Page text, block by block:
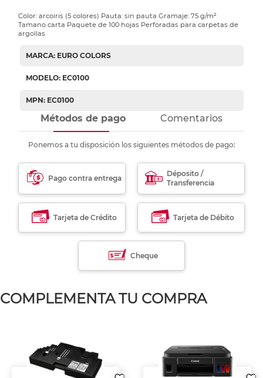
Color: arcoiris (5 colores) Pauta: sin pauta Gramaje: 75 g/m²
Tamano carta Paquete de 100 hojas Perforadas para carpetas de
argollas
MARCA: EURO COLORS
MODELO: EC0100
MPN: EC0100
Métodos de pago Comentarios
Ponemos a tu disposición los siguientes métodos de pago:
Pago contra entrega
Déposito /
Transferencia
Tarjeta de Crédito Tarjeta de Débito
Cheque
COMPLEMENTA TU COMPRA